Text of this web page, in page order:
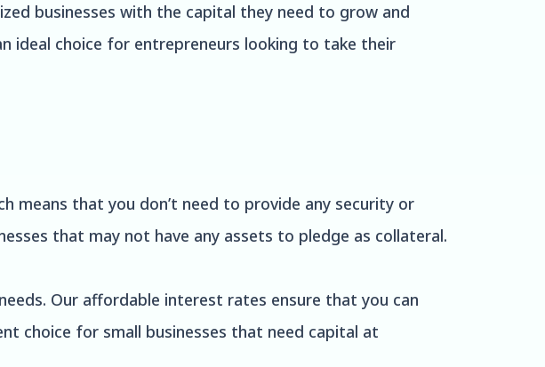
businesses with the capital they need to grow and
ideal choice for entrepreneurs looking to take their
means that you don’t need to provide any security or
that may not have any assets to pledge as collateral.
Our affordable interest rates ensure that you can
choice for small businesses that need capital at